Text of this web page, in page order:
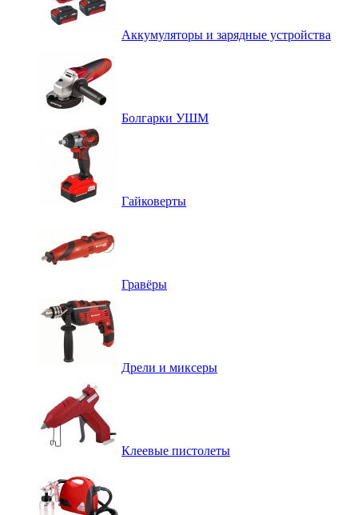
Аккумуляторы и зарядные устройства
Болгарки УШМ
Гайковерты
Гравёры
Дрели и миксеры
Клеевые пистолеты